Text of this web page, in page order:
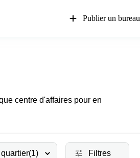
Publier un bureau
centre d'affaires pour en
(1) Filtres